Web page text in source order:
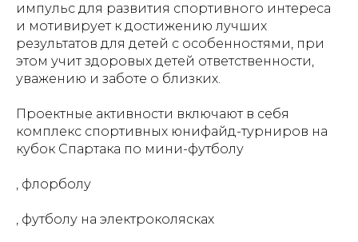
импульс для развития спортивного интереса
и мотивирует к достижению лучших
результатов для детей с особенностями, при
этом учит здоровых детей ответственности,
уважению и заботе о близких.
Проектные активности включают в себя
комплекс спортивных юнифайд-турниров на
кубок Спартака по мини-футболу
, флорболу
, футболу на электроколясках